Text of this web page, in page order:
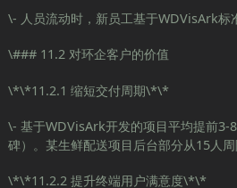
\- 人员流动时，新员工基于WDVisArk标
\### 11.2 对环企客户的价值
\*\*11.2.1 缩短交付周期\*\*
\- 基于WDVisArk开发的项目平均提前3-
碑）。某生鲜配送项目后台部分从15人周
\*\*11.2.2 提升终端用户满意度\*\*